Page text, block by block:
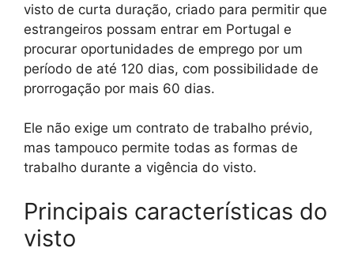
visto de curta duração, criado para permitir que
estrangeiros possam entrar em Portugal e
procurar oportunidades de emprego por um
período de até 120 dias, com possibilidade de
prorrogação por mais 60 dias.
Ele não exige um contrato de trabalho prévio,
mas tampouco permite todas as formas de
trabalho durante a vigência do visto.
Principais características do
visto